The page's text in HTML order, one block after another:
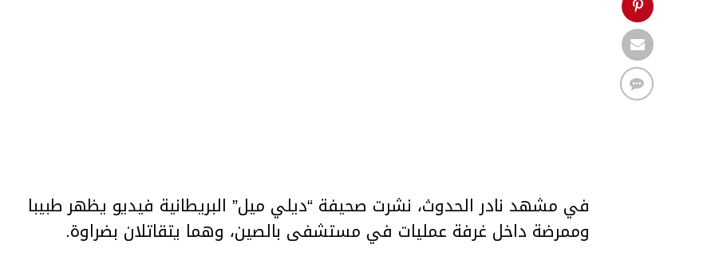
في مشهد نادر الحدوث، نشرت صحيفة “ديلي ميل” البريطانية فيديو يظهر طبيبا
وممرضة داخل غرفة عمليات في مستشفى بالصين، وهما يتقاتلان بضراوة.